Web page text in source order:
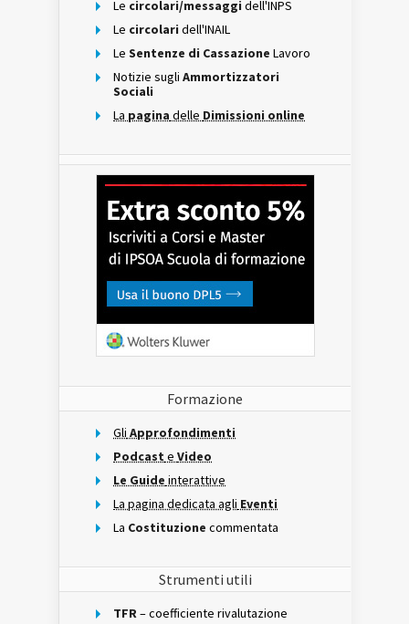
Le circolari/messaggi dell'INPS
Le circolari dell'INAIL
Le Sentenze di Cassazione Lavoro
Notizie sugli Ammortizzatori
Sociali
La pagina delle Dimissioni online
Formazione
Gli Approfondimenti
Podcast e Video
Le Guide interattive
La pagina dedicata agli Eventi
La Costituzione commentata
Strumenti utili
TFR– coefficiente rivalutazione